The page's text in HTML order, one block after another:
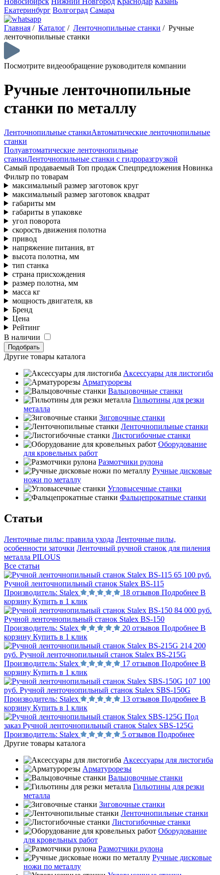
Екатеринбург Волгоград Самара
Главная / Каталог / Ленточнопильные станки / Ручные
ленточнопильные станки
Посмотрите видеообращение руководителя компании
Ручные ленточнопильные
станки по металлу
Ленточнопильные станкиАвтоматические ленточнопильные
станки
Полуавтоматические ленточнопильные
станкиЛенточнопильные станки с гидроразгрузкой
Самый продаваемый Топ продаж Спецпредложения Новинка
Фильтр по товарам
максимальный размер заготовок круг
максимальный размер заготовок квадрат
габариты мм
габариты в упаковке
угол поворота
скорость движения полотна
привод
напряжение питания, вт
высота полотна, мм
тип станка
страна присхождения
размер полотна, мм
масса кг
мощность двигателя, кв
Бренд
Цена
Рейтинг
В наличии
Подобрать
Другие товары каталога
Аксессуары для листогиба
Арматурорезы
Вальцовочные станки
Гильотины для резки
металла
Зиговочные станки
Ленточнопильные станки
Листогибочные станки
Оборудование
для кровельных работ
Размотчики рулона
Ручные дисковые
ножи по металлу
Угловысечные станки
Фальцепрокатные станки
Статьи
Ленточные пилы: правила ухода Ленточные пилы,
особенности заточки Ленточный ручной станок для пиления
металла PILOUS
Все статьи
65 100 руб.
Ручной ленточнопильный станок Stalex BS-115
Производитель: Stalex 18 отзывов Подробнее В
корзину Купить в 1 клик
84 000 руб.
Ручной ленточнопильный станок Stalex BS-150
Производитель: Stalex 20 отзывов Подробнее В
корзину Купить в 1 клик
214 200
руб. Ручной ленточнопильный станок Stalex BS-215G
Производитель: Stalex 17 отзывов Подробнее В
корзину Купить в 1 клик
107 100
руб. Ручной ленточнопильный станок Stalex SBS-150G
Производитель: Stalex 13 отзывов Подробнее В
корзину Купить в 1 клик
Под
заказ Ручной ленточнопильный станок Stalex SBS-125G
Производитель: Stalex 5 отзывов Подробнее
Другие товары каталога
Аксессуары для листогиба
Арматурорезы
Вальцовочные станки
Гильотины для резки
металла
Зиговочные станки
Ленточнопильные станки
Листогибочные станки
Оборудование
для кровельных работ
Размотчики рулона
Ручные дисковые
ножи по металлу